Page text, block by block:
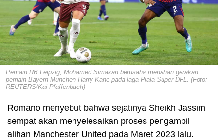
Pemain RB Leipzig, Mohamed Simakan berusaha menahan gerakan
pemain Bayern Munchen Harry Kane pada laga Piala Super DFL. (Foto:
REUTERS/Kai Pfaffenbach)
Romano menyebut bahwa sejatinya Sheikh Jassim
sempat akan menyelesaikan proses pengambil
alihan Manchester United pada Maret 2023 lalu.